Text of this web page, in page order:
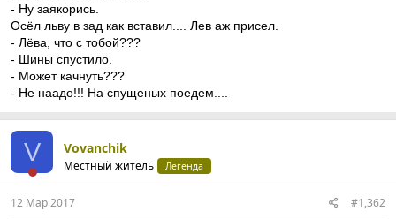
- Ну заякорись.
Осёл льву в зад как вставил.... Лев аж присел.
- Лёва, что с тобой???
- Шины спустило.
- Может качнуть???
- Не наадо!!! На спущеных поедем....
V Vovanchik
Местный житель Легенда
12 Мар 2017 #1,362